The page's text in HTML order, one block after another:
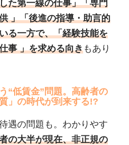
た第一線の仕事」「専門
」「後進の指導・助言的
る一方で、「経験技能を
事 」を求める向きもあり
“低賃金”問題。高齢者の
」の時代が到来する!?
遇の問題も。わかりやす
の大半が現在、非正規の